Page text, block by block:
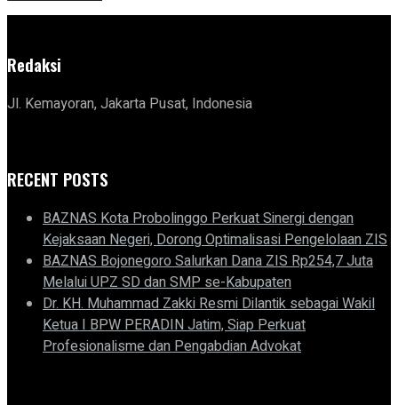
Redaksi
Jl. Kemayoran, Jakarta Pusat, Indonesia
RECENT POSTS
BAZNAS Kota Probolinggo Perkuat Sinergi dengan
Kejaksaan Negeri, Dorong Optimalisasi Pengelolaan ZIS
BAZNAS Bojonegoro Salurkan Dana ZIS Rp254,7 Juta
Melalui UPZ SD dan SMP se-Kabupaten
Dr. KH. Muhammad Zakki Resmi Dilantik sebagai Wakil
Ketua I BPW PERADIN Jatim, Siap Perkuat
Profesionalisme dan Pengabdian Advokat